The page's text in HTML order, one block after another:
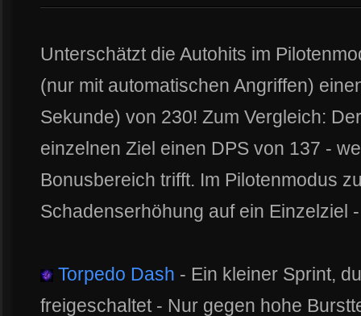
Unterschätzt die Autohits im
(nur mit automatischen Angriffen)
Sekunde) von 230! Zum Vergleich:
einzelnen Ziel einen DPS von 137 -
Bonusbereich trifft. Im Pilotenmodus
Schadenserhöhung auf ein Einzelziel
Torpedo Dash - Ein kleiner Sprint,
freigeschaltet - Nur gegen hohe